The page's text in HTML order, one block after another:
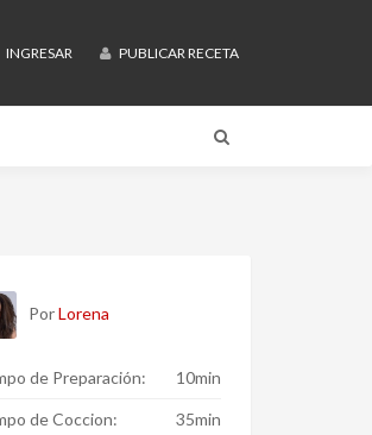
INGRESAR PUBLICAR RECETA
PorLorena
de Preparación: 10min
de Coccion: 35min